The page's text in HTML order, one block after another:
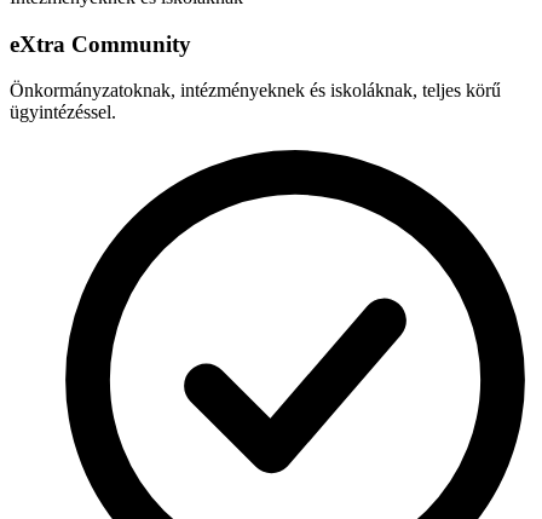
eXtra Community
Önkormányzatoknak, intézményeknek és iskoláknak, teljes körű
ügyintézéssel.